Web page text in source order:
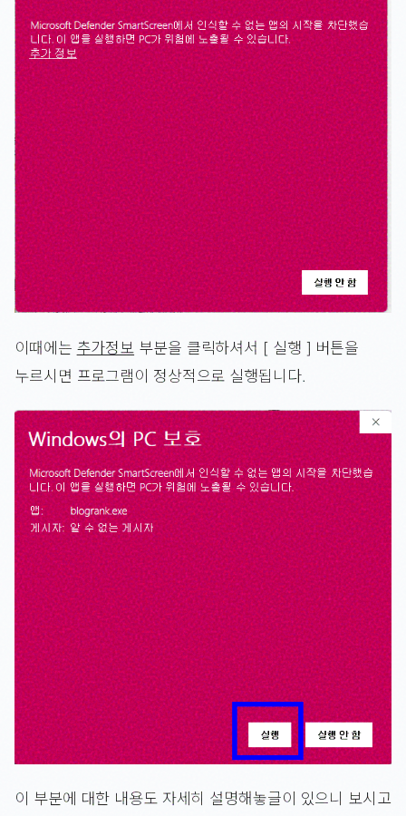
이때에는 추가정보 부분을 클릭하셔서 [ 실행 ] 버튼을
누르시면 프로그램이 정상적으로 실행됩니다.
이 부분에 대한 내용도 자세히 설명해놓글이 있으니 보시고